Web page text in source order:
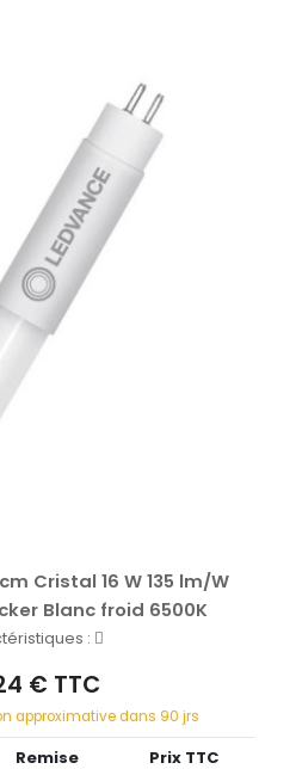
Cristal 16 W 135 lm/W
Blanc froid 6500K
:
€ TTC
approximative dans 90 jrs
Remise Prix TTC